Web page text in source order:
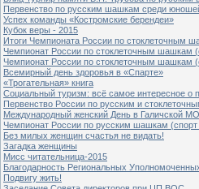
Первенство по русским шашкам среди
Успех команды «Костромские берендеи»
Кубок веры - 2015
Итоги Чемпионата России по стоклеточным
Чемпионат России по стоклеточным шашкам
Чемпионат России по стоклеточным шашкам
Всемирный день здоровья в «Спарте»
«Трогательная» книга
Социальный туризм: всё самое интересное
Первенство России по русским и
Международный женский День в Галичской
Чемпионат России по русским шашкам
Без милых женщин счастья не видать!
Загадка женщины
Мисс читательница-2015
Благодарность Региональных
Подвигу жить!